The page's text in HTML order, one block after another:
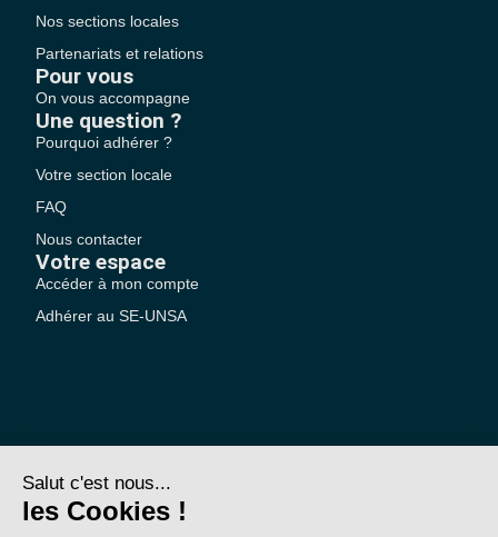
Nos sections locales
Partenariats et relations
Pour vous
On vous accompagne
Une question ?
Pourquoi adhérer ?
Votre section locale
FAQ
Nous contacter
Votre espace
Accéder à mon compte
Adhérer au SE-UNSA
SE-Unsa est un syndicat de l’UNSA